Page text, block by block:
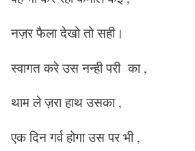
नज़र फैला देखो तो सही।
स्वागत करे उस नन्ही परी का ,
थाम ले ज़रा हाथ उसका ,
एक दिन गर्व होगा उस पर भी ,